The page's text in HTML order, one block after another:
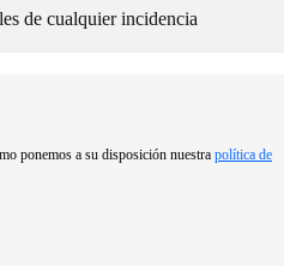
de cualquier incidencia
ponemos a su disposición nuestra política de